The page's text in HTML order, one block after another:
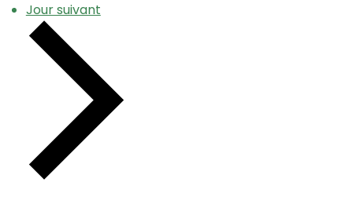
Jour suivant